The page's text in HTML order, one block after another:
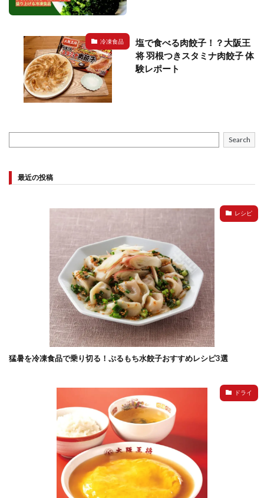
冷凍食品
塩で食べる肉餃子！？大阪王
将 羽根つきスタミナ肉餃子 体
験レポート
Search
最近の投稿
レシピ
猛暑を冷凍食品で乗り切る！ぷるもち水餃子おすすめレシピ3選
ドライ